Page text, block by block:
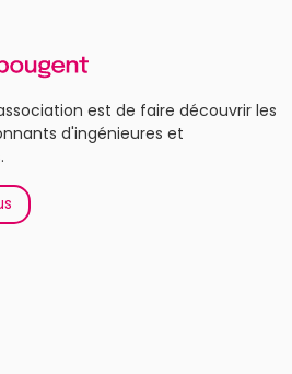
est de faire découvrir les
d'ingénieures et